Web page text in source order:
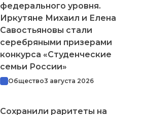
федерального уровня.
Иркутяне Михаил и Елена
Савостьяновы стали
серебряными призерами
конкурса «Студенческие
семьи России»
Общество3 августа 2026
Сохранили раритеты на